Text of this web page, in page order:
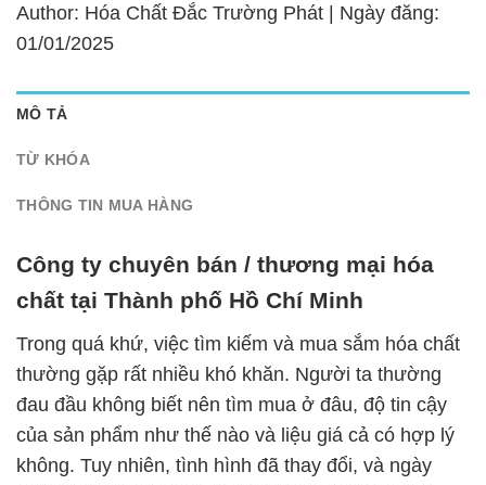
Author: Hóa Chất Đắc Trường Phát | Ngày đăng:
01/01/2025
MÔ TẢ
TỪ KHÓA
THÔNG TIN MUA HÀNG
Công ty chuyên bán / thương mại hóa
chất tại Thành phố Hồ Chí Minh
Trong quá khứ, việc tìm kiếm và mua sắm hóa chất
thường gặp rất nhiều khó khăn. Người ta thường
đau đầu không biết nên tìm mua ở đâu, độ tin cậy
của sản phẩm như thế nào và liệu giá cả có hợp lý
không. Tuy nhiên, tình hình đã thay đổi, và ngày